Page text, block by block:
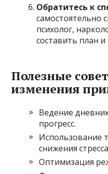
Обратитесь к
самостоятельно
психолог,
составить план
Полезные
изменения
Ведение
прогресс.
Использование
снижения
Оптимизация